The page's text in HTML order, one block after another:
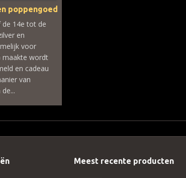
poppengoed
de 14e tot de
en
voor
maakte wordt
en cadeau
van
Meest recente producten